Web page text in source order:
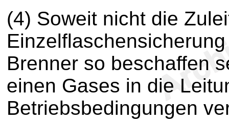
(4) Soweit nicht die
Brenner so beschaffen
einen Gases in die
Betriebsbedingungen